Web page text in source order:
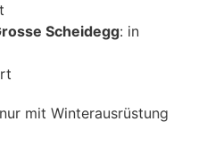
Scheidegg: in
mit Winterausrüstung